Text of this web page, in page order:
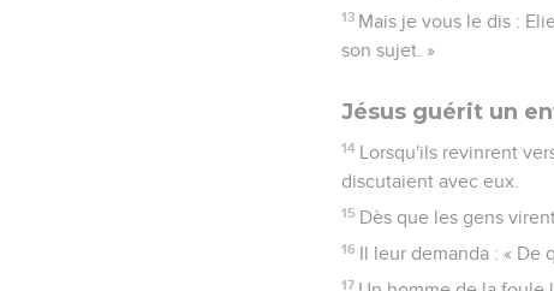
13 Mais je vous le dis :
son sujet. »
Jésus guérit un
14 Lorsqu'ils revinrent
discutaient avec eux.
15 Dès que les gens
16 Il leur demanda : « De
17